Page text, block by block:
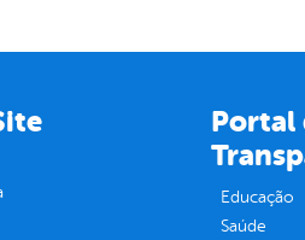
Portal
Educação
Saúde